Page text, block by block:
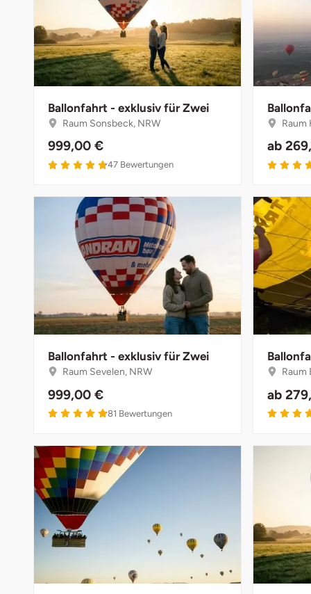
Ballonfahrt - exklusiv für Zwei
Raum Sonsbeck, NRW
999,00 €
47 Bewertungen
Raum
ab
Ballonfahrt - exklusiv für Zwei
Raum Sevelen, NRW
999,00 €
81 Bewertungen
Raum
ab
Münster
Nürnberg
Oberlausitz
Strausberg (Berlin/Brandenburg)
Weimar
sächsische Schweiz
Sangerhausen
Sonneberg
Unterwellenborn